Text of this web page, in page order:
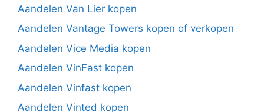
Aandelen Van Lier kopen
Aandelen Vantage Towers kopen of verkopen
Aandelen Vice Media kopen
Aandelen VinFast kopen
Aandelen Vinfast kopen
Aandelen Vinted kopen